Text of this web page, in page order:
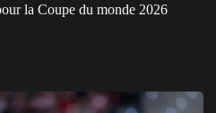
la Coupe du monde 2026